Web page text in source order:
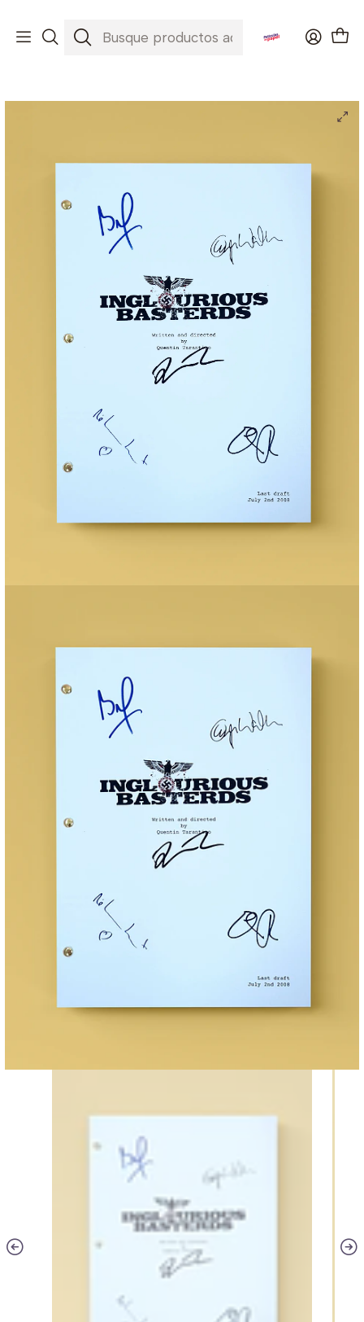
Películas Inglorious Bastards ( Bastardos sin gloria )